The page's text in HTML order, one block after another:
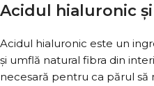
Acidul hialuronic
Acidul hialuronic este un
și umflă natural fibra din
necesară pentru ca părul